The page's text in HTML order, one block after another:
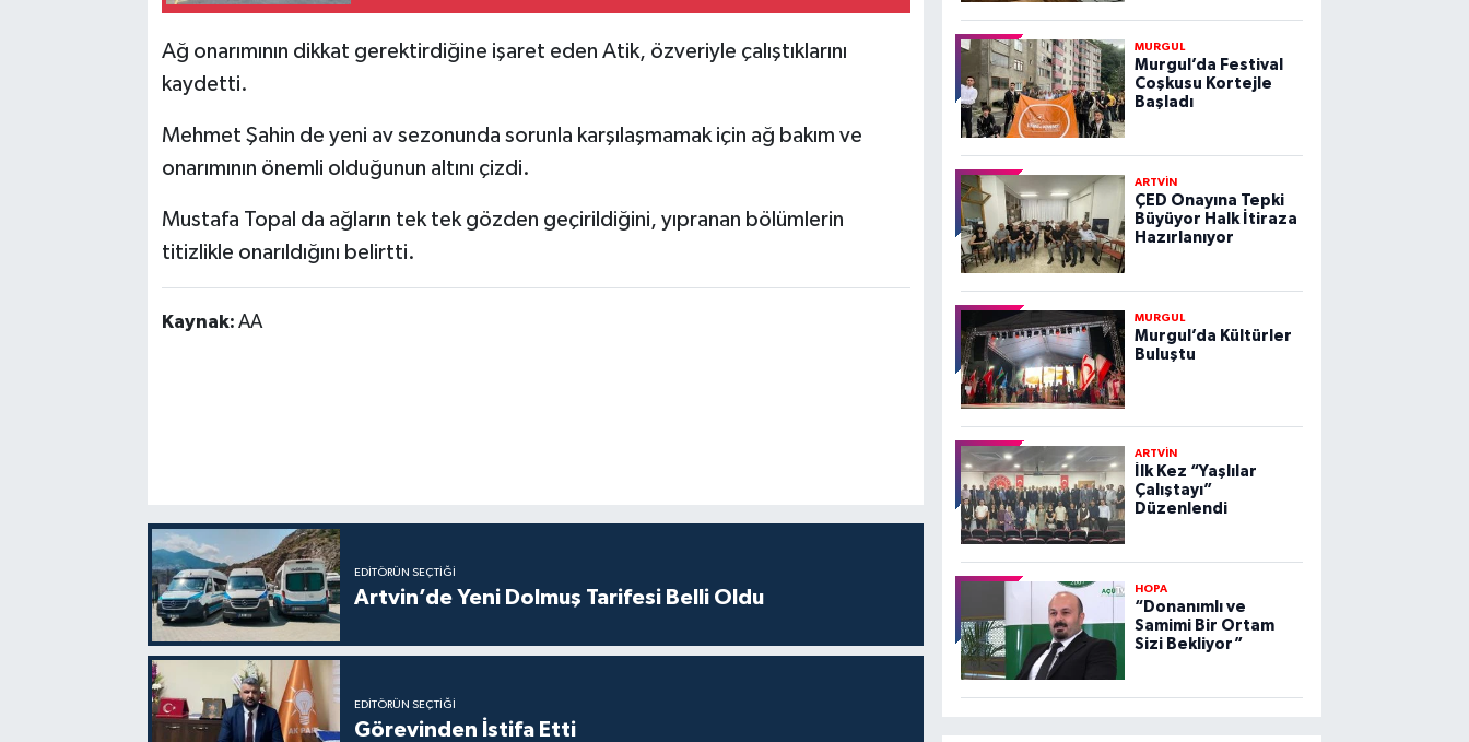
Ağ onarımının dikkat gerektirdiğine işaret eden Atik, özveriyle çalıştıklarını
kaydetti.
Mehmet Şahin de yeni av sezonunda sorunla karşılaşmamak için ağ bakım ve
onarımının önemli olduğunun altını çizdi.
Mustafa Topal da ağların tek tek gözden geçirildiğini, yıpranan bölümlerin
titizlikle onarıldığını belirtti.
Kaynak: AA
EDITÖRÜN SEÇTIĞI
Artvin’de Yeni Dolmuş Tarifesi Belli Oldu
EDITÖRÜN SEÇTIĞI
Görevinden İstifa Etti
MURGUL
Murgul’da Festival
Coşkusu Kortejle
Başladı
ARTVİN
ÇED Onayına Tepki
Büyüyor Halk İtiraza
Hazırlanıyor
MURGUL
Murgul’da Kültürler
Buluştu
ARTVİN
İlk Kez “Yaşlılar
Çalıştayı”
Düzenlendi
HOPA
“Donanımlı ve
Samimi Bir Ortam
Sizi Bekliyor”